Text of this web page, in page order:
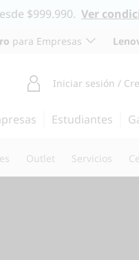
$999.990. Ver
para Empresas
Iniciar sesión /
Estudiantes
Outlet Servicios